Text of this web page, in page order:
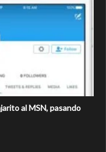
al MSN, pasando